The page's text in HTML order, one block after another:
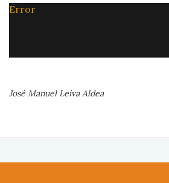
Error
José Manuel Leiva Aldea